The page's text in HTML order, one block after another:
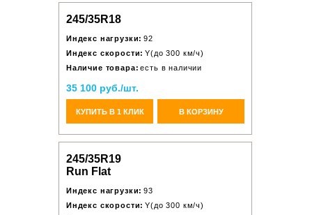
245/35R18
Индекс нагрузки: 92
Индекс скорости: Y(до 300 км/ч)
Наличие товара: есть в наличии
35 100 руб./шт.
КУПИТЬ В 1 КЛИК В КОРЗИНУ
245/35R19
Run Flat
Индекс нагрузки: 93
Индекс скорости: Y(до 300 км/ч)